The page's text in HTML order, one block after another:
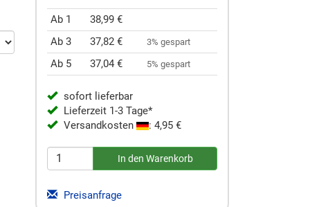
Ab 1
38,99 €
Ab 3
37,82 € 3% gespart
Ab 5 37,04 € 5% gespart
sofort lieferbar
Lieferzeit 1-3 Tage*
Versandkosten
: 4,95 €
Preisanfrage